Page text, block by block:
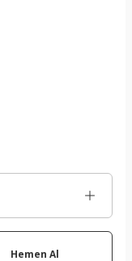
Hemen Al